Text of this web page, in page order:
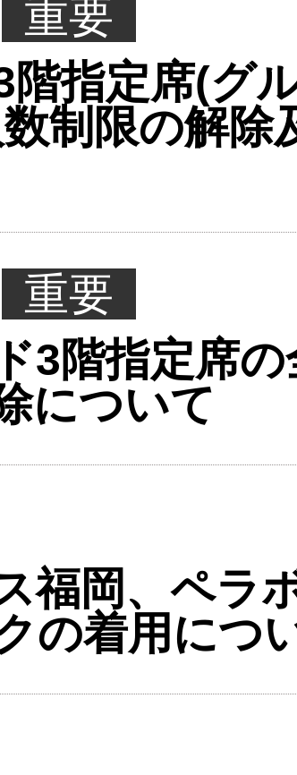
重要
階指定席(グ
数制限の解
重要
3階指定席
について
福岡、ペラ
の着用につ